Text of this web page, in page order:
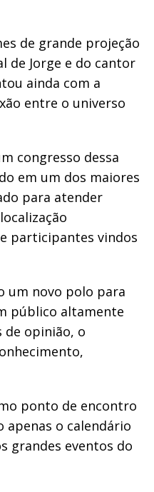
de grande projeção
de Jorge e do cantor
ainda com a
entre o universo
congresso dessa
em um dos maiores
para atender
participantes vindos
um novo polo para
público altamente
de opinião, o
ponto de encontro
o calendário
grandes eventos do